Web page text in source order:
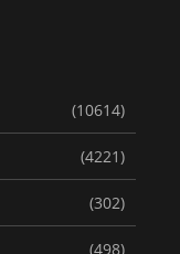
(10614)
(4221)
(302)
(498)